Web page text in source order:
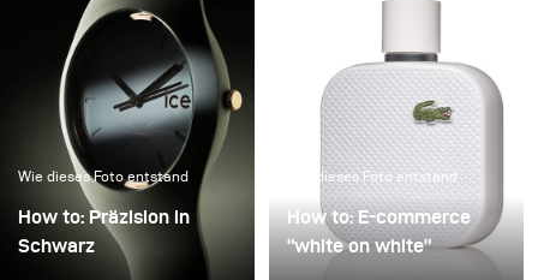
Wie dieses Foto entstand
How to: Präzision in
Schwarz
Wie dieses Foto entstand
How to: E-commerce
“white on white”